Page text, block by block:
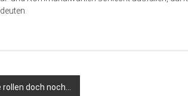
rollen doch noch…